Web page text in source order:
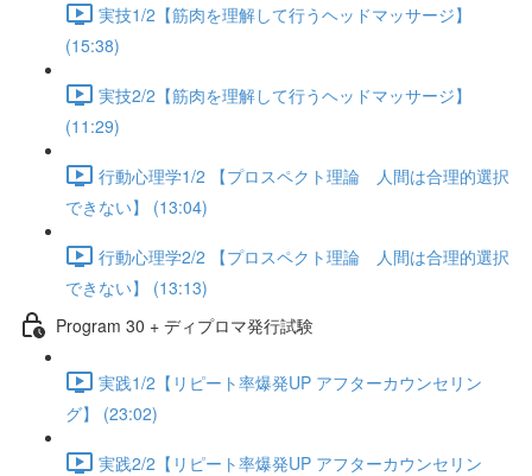
実技1/2【筋肉を理解して行うヘッドマッサージ】
(15:38)
実技2/2【筋肉を理解して行うヘッドマッサージ】
(11:29)
行動心理学1/2 【プロスペクト理論 人間は合理的選択
できない】 (13:04)
行動心理学2/2 【プロスペクト理論 人間は合理的選択
できない】 (13:13)
Program 30 + ディプロマ発行試験
実践1/2【リピート率爆発UP アフターカウンセリン
グ】 (23:02)
実践2/2【リピート率爆発UP アフターカウンセリン